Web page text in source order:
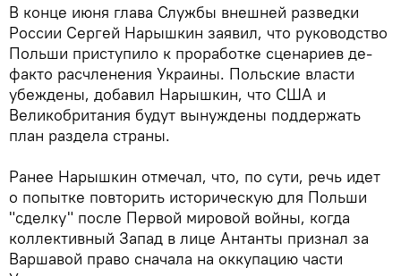
В конце июня глава Службы внешней разведки
России Сергей Нарышкин заявил, что руководство
Польши приступило к проработке сценариев де-
факто расчленения Украины. Польские власти
убеждены, добавил Нарышкин, что США и
Великобритания будут вынуждены поддержать
план раздела страны.
Ранее Нарышкин отмечал, что, по сути, речь идет
о попытке повторить историческую для Польши
"сделку" после Первой мировой войны, когда
коллективный Запад в лице Антанты признал за
Варшавой право сначала на оккупацию части